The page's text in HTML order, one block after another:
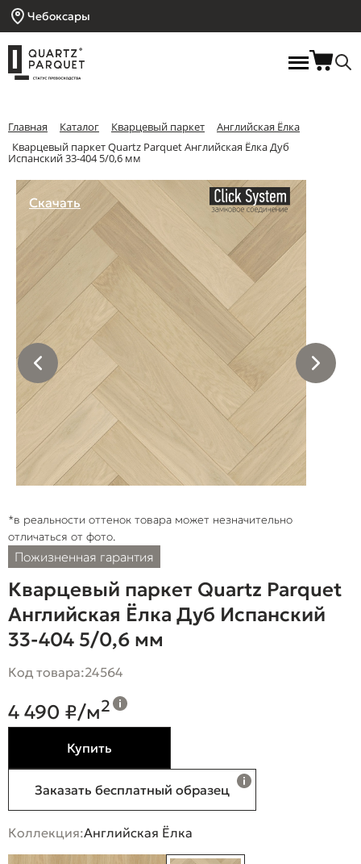
Чебоксары
Главная Каталог Кварцевый паркет
Английская Ёлка
Кварцевый паркет Quartz Parquet Английская Ёлка Дуб
Испанский 33-404 5/0,6 мм
Скачать
*в реальности оттенок товара может незначительно
отличаться от фото.
Пожизненная гарантия
Кварцевый паркет Quartz Parquet
Английская Ёлка Дуб Испанский
33-404 5/0,6 мм
Код товара:24564
4 490 ₽/м2
Купить
Заказать бесплатный образец
Коллекция:Английская Ёлка